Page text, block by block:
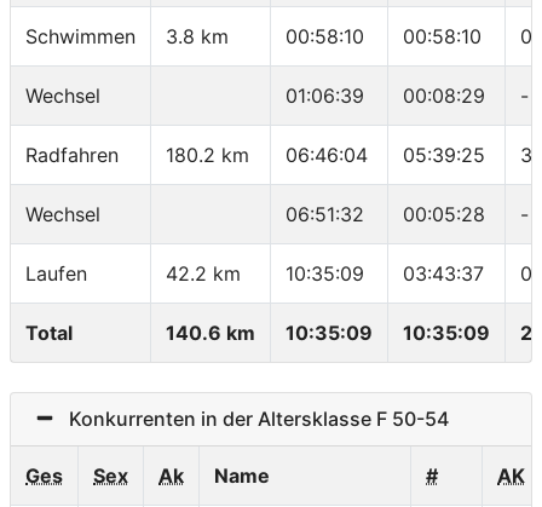
Schwimmen 3.8 km 00:58:10 00:58:10
Wechsel 01:06:39 00:08:29 -
Radfahren 180.2 km 06:46:04 05:39:25
Wechsel 06:51:32 00:05:28 -
Laufen 42.2 km 10:35:09 03:43:37
Total 140.6 km 10:35:09 10:35:09
Konkurrenten in der Altersklasse F 50-54
Ges Sex Ak Name # AK